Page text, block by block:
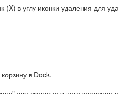
(X) в углу иконки удаления для
в Dock.